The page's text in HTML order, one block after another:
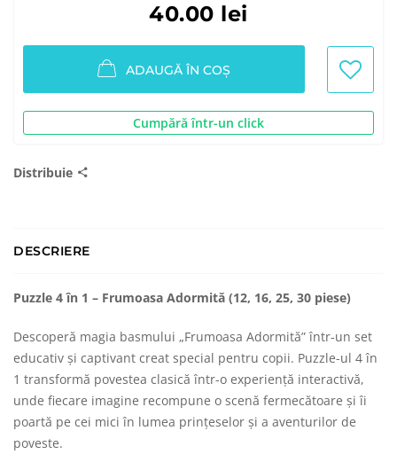
40.00 lei
ADAUGĂ ÎN COȘ
Cumpără într-un click
Distribuie
DESCRIERE
Puzzle 4 în 1 – Frumoasa Adormită (12, 16, 25, 30 piese)
Descoperă magia basmului „Frumoasa Adormită” într-un set
educativ și captivant creat special pentru copii. Puzzle-ul 4 în
1 transformă povestea clasică într-o experiență interactivă,
unde fiecare imagine recompune o scenă fermecătoare și îi
poartă pe cei mici în lumea prințeselor și a aventurilor de
poveste.